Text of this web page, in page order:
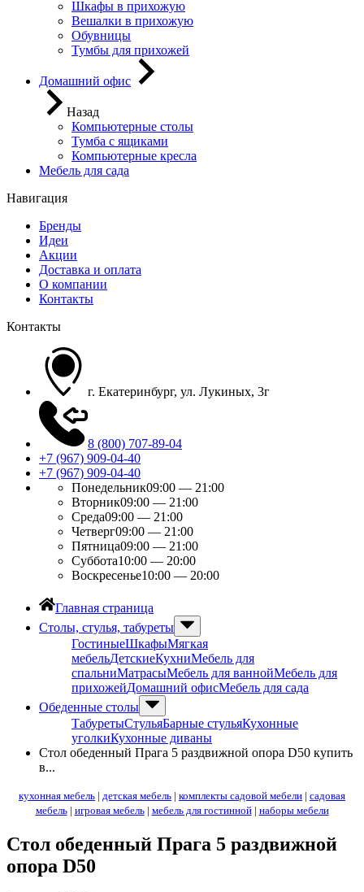
Шкафы в прихожую
Вешалки в прихожую
Обувницы
Тумбы для прихожей
Домашний офис
Назад
Компьютерные столы
Тумба с ящиками
Компьютерные кресла
Мебель для сада
Навигация
Бренды
Идеи
Акции
Доставка и оплата
О компании
Контакты
Контакты
г. Екатеринбург, ул. Лукиных, 3г
8 (800) 707-89-04
+7 (967) 909-04-40
+7 (967) 909-04-40
Понедельник09:00 — 21:00
Вторник09:00 — 21:00
Среда09:00 — 21:00
Четверг09:00 — 21:00
Пятница09:00 — 21:00
Суббота10:00 — 20:00
Воскресенье10:00 — 20:00
Главная страница
Столы, стулья, табуреты
ГостиныеШкафыМягкая
мебельДетскиеКухниМебель для
спальниМатрасыМебель для ваннойМебель для
прихожейДомашний офисМебель для сада
Обеденные столы
ТабуретыСтульяБарные стульяКухонные
уголкиКухонные диваны
Стол обеденный Прага 5 раздвижной опора D50 купить
в...
кухонная мебель | детская мебель | комплекты садовой мебели | садовая
мебель| игровая мебель| мебель для гостинной| наборы мебели
Стол обеденный Прага 5 раздвижной
опора D50